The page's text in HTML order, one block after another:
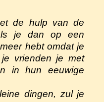
de hulp van de
je dan op een
hebt omdat je
vrienden je met
in hun eeuwige
dingen, zul je